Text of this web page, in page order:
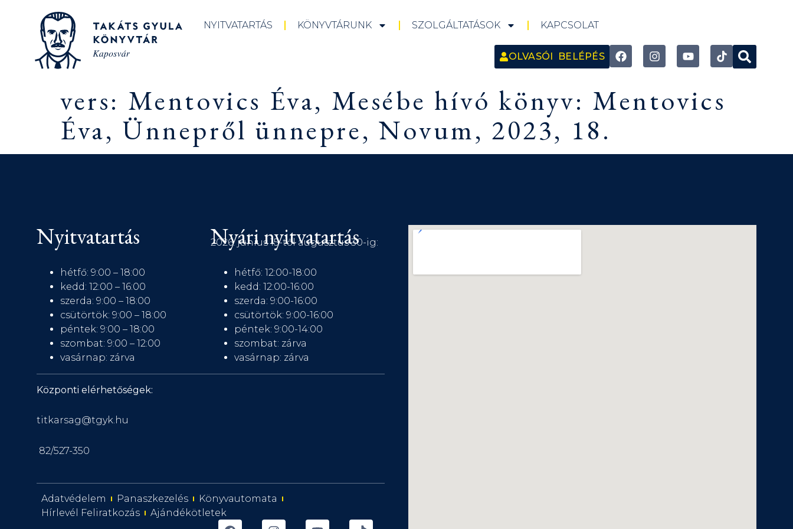
NYITVATARTÁS KÖNYVTÁRUNK SZOLGÁLTATÁSOK KAPCSOLAT
OLVASÓI BELÉPÉS
vers: Mentovics Éva, Mesébe hívó könyv: Mentovics
Éva, Ünnepről ünnepre, Novum, 2023, 18.
Nyitvatartás
hétfő: 9:00 – 18:00
kedd: 12:00 – 16:00
szerda: 9:00 – 18:00
csütörtök: 9:00 – 18:00
péntek: 9:00 – 18:00
szombat: 9:00 – 12:00
vasárnap: zárva
Nyári nyitvatartás
2026. június 15-től augusztus 30-ig:
hétfő: 12:00-18:00
kedd: 12:00-16:00
szerda: 9:00-16:00
csütörtök: 9:00-16:00
péntek: 9:00-14:00
szombat: zárva
vasárnap: zárva
Központi elérhetőségek:
titkarsag@tgyk.hu
82/527-350
Adatvédelem Panaszkezelés
Könyvautomata
Hírlevél Feliratkozás
Ajándékötletek